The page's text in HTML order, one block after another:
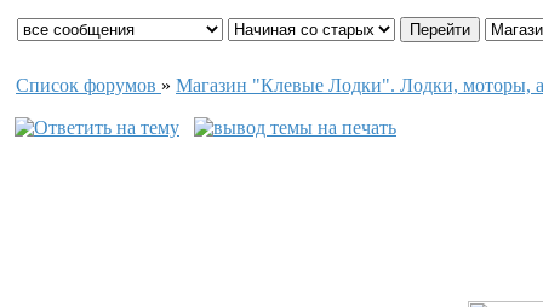
Список форумов » Магазин "Клевые Лодки". Лодки, моторы,